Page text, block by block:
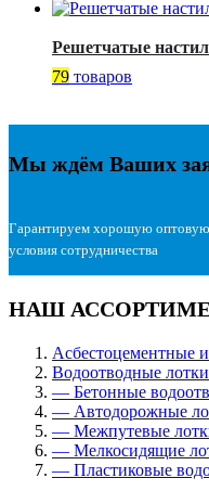
Решетчатые
79 товаров
Мы ждём Ваших
Гарантируем хорошую оптовую
условия сотрудничества
НАШ
Асбестоцементные
Водоотводные лотки
— Бетонные
— Автодорожные
— Межпутевые
— Мелкосидящие
— Пластиковые